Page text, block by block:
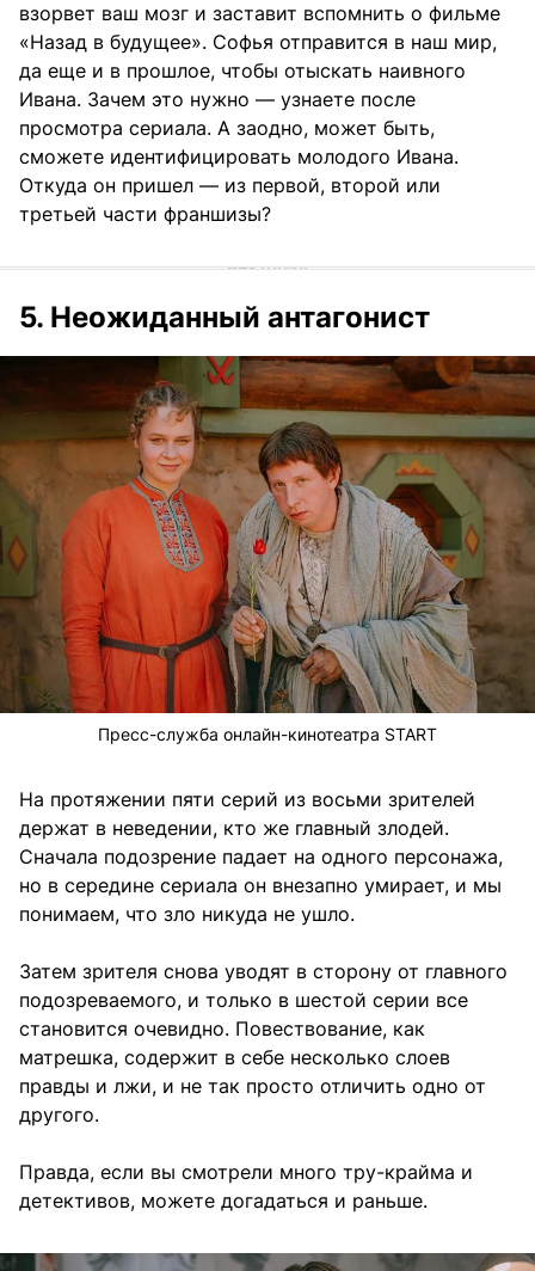
взорвет ваш мозг и заставит вспомнить о фильме
«Назад в будущее». Софья отправится в наш мир,
да еще и в прошлое, чтобы отыскать наивного
Ивана. Зачем это нужно — узнаете после
просмотра сериала. А заодно, может быть,
сможете идентифицировать молодого Ивана.
Откуда он пришел — из первой, второй или
третьей части франшизы?
5. Неожиданный антагонист
Пресс-служба онлайн-кинотеатра START
На протяжении пяти серий из восьми зрителей
держат в неведении, кто же главный злодей.
Сначала подозрение падает на одного персонажа,
но в середине сериала он внезапно умирает, и мы
понимаем, что зло никуда не ушло.
Затем зрителя снова уводят в сторону от главного
подозреваемого, и только в шестой серии все
становится очевидно. Повествование, как
матрешка, содержит в себе несколько слоев
правды и лжи, и не так просто отличить одно от
другого.
Правда, если вы смотрели много тру-крайма и
детективов, можете догадаться и раньше.